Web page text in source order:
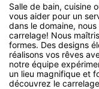
Salle de bain, cuisine
vous aider pour un
dans le domaine,
carrelage! Nous
formes. Des designs
réalisons vos rêves
notre équipe
un lieu magnifique et
découvrez le